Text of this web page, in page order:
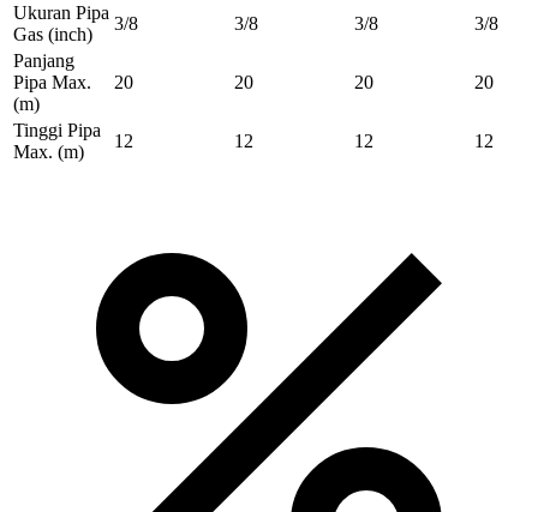
Ukuran Pipa
Gas (inch)
3/8 3/8 3/8
3/8
Panjang
Pipa Max.
(m)
20 20 20 20
Tinggi Pipa
Max. (m)
12 12 12 12